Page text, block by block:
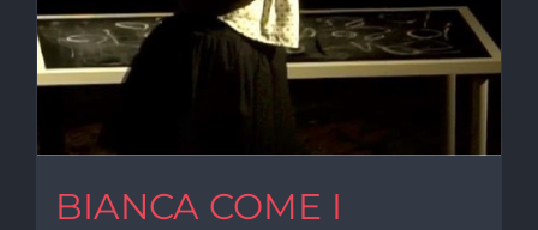
BIANCA COME I